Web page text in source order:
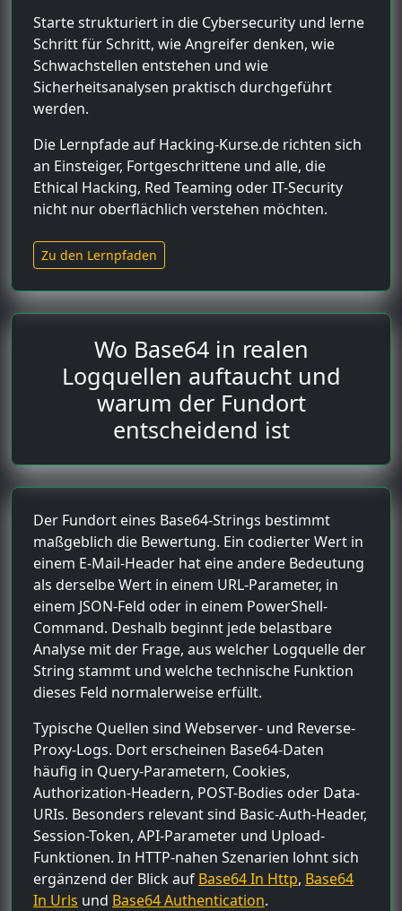
Starte strukturiert in die Cybersecurity und lerne
Schritt für Schritt, wie Angreifer denken, wie
Schwachstellen entstehen und wie
Sicherheitsanalysen praktisch durchgeführt
werden.
Die Lernpfade auf Hacking-Kurse.de richten sich
an Einsteiger, Fortgeschrittene und alle, die
Ethical Hacking, Red Teaming oder IT-Security
nicht nur oberflächlich verstehen möchten.
Zu den Lernpfaden
Wo Base64 in realen
Logquellen auftaucht und
warum der Fundort
entscheidend ist
Der Fundort eines Base64-Strings bestimmt
maßgeblich die Bewertung. Ein codierter Wert in
einem E-Mail-Header hat eine andere Bedeutung
als derselbe Wert in einem URL-Parameter, in
einem JSON-Feld oder in einem PowerShell-
Command. Deshalb beginnt jede belastbare
Analyse mit der Frage, aus welcher Logquelle der
String stammt und welche technische Funktion
dieses Feld normalerweise erfüllt.
Typische Quellen sind Webserver- und Reverse-
Proxy-Logs. Dort erscheinen Base64-Daten
häufig in Query-Parametern, Cookies,
Authorization-Headern, POST-Bodies oder Data-
URIs. Besonders relevant sind Basic-Auth-Header,
Session-Token, API-Parameter und Upload-
Funktionen. In HTTP-nahen Szenarien lohnt sich
ergänzend der Blick auf Base64 In Http, Base64
In Urls und Base64 Authentication.